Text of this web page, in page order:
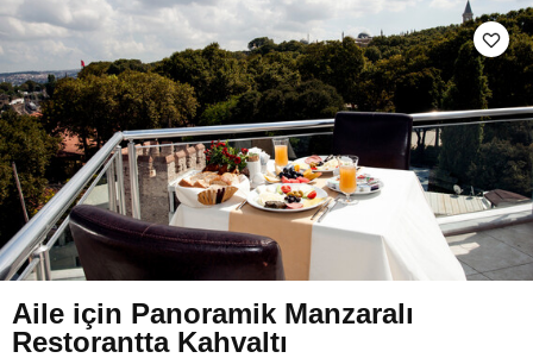
Aile için Panoramik Manzaralı
Restorantta Kahvaltı